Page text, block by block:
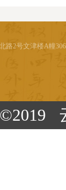
路2号文津楼A幢